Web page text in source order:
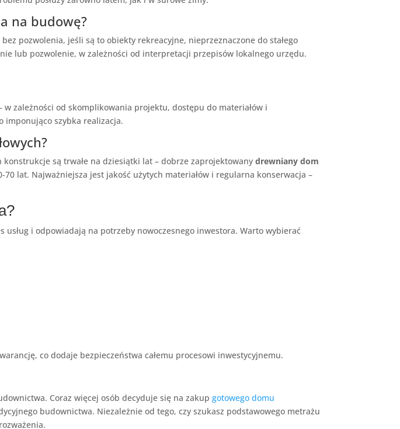
na budowę?
bez pozwolenia, jeśli są to obiekty rekreacyjne, nieprzeznaczone do stałego
lub pozwolenie, w zależności od interpretacji przepisów lokalnego urzędu.
zależności od skomplikowania projektu, dostępu do materiałów i
imponująco szybka realizacja.
są trwałe na dziesiątki lat – dobrze zaprojektowanydrewniany dom
lat. Najważniejsza jest jakość użytych materiałów i regularna konserwacja –
i odpowiadają na potrzeby nowoczesnego inwestora. Warto wybierać
co dodaje bezpieczeństwa całemu procesowi inwestycyjnemu.
Coraz więcej osób decyduje się na zakupgotowego domu
budownictwa. Niezależnie od tego, czy szukasz podstawowego metrażu